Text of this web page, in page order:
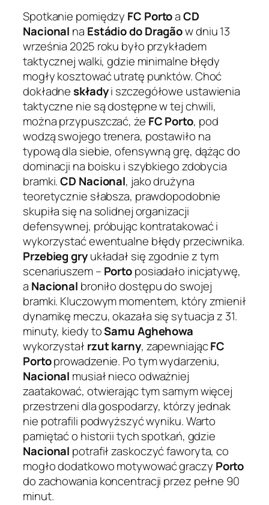
Spotkanie pomiędzy FC PortoaCD
Nacional na Estádio do Dragãow dniu 13
września 2025 roku było przykładem
taktycznej walki, gdzie minimalne błędy
mogły kosztować utratę punktów. Choć
dokładneskładyi szczegółowe ustawienia
taktyczne nie są dostępne w tej chwili,
można przypuszczać, że FC Porto, pod
wodzą swojego trenera, postawiło na
typową dla siebie, ofensywną grę, dążąc do
dominacji na boisku i szybkiego zdobycia
bramki.CD Nacional, jako drużyna
teoretycznie słabsza, prawdopodobnie
skupiła się na solidnej organizacji
defensywnej, próbując kontratakować i
wykorzystać ewentualne błędy przeciwnika.
Przebieg gryukładał się zgodnie z tym
scenariuszem – Portoposiadało inicjatywę,
a Nacional broniło dostępu do swojej
bramki. Kluczowym momentem, który zmienił
dynamikę meczu, okazała się sytuacja z 31.
minuty, kiedy toSamu Aghehowa
wykorzystał rzut karny, zapewniającFC
Portoprowadzenie. Po tym wydarzeniu,
Nacional musiał nieco odważniej
zaatakować, otwierając tym samym więcej
przestrzeni dla gospodarzy, którzy jednak
nie potrafili podwyższyć wyniku. Warto
pamiętać o historii tych spotkań, gdzie
Nacional potrafił zaskoczyć faworyta, co
mogło dodatkowo motywować graczy Porto
do zachowania koncentracji przez pełne 90
minut.